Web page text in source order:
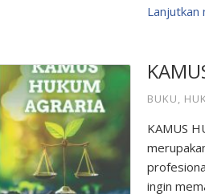
BUKU
KAMUS
ingin